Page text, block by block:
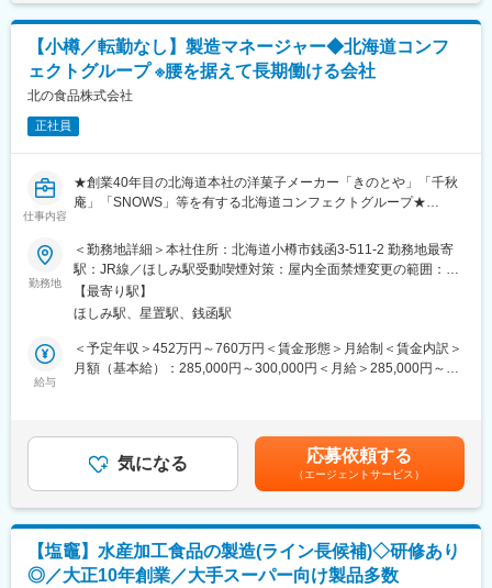
変更の範囲：本文参照
■当ポジションの魅力：
外食産業で国内および世界でもトップクラス企業のゼンショーホ
な強みです。
すき家のカットサラダやビッグボーイのハンバーグ、ココスのソ
また震災発生時には現地へ食品の支給を行うなと、食のインフラ
として働いていることを強く実感できるやりがいのある業務で
■当社について：
従業員は、日本をはじめ20か国以上の人たちで構成されており、
国際色豊かな仕事場となっています。
働いています。
ゼンショーグループの事業の根幹にあるのが、「マス・マーチャ
定的に提供することを可能にし、食の安全と品質を保証します。
GFFは、ゼンショーグループの製造会社として、MMDの各工程と
連携を取り、「食」にあらゆる角度で関わっていきます。 幅広く
「食」に関わることで世界の食品産業に貢献していきます。
変更の範囲：本文参照
【小樽／転勤なし】製造マネージャー◆北海道コンフ
ェクトグループ ※腰を据えて長期働ける会社
北の食品株式会社
正社員
仕事内容
★創業40年目の北海道本社の洋菓子メーカー「きのとや」「千秋
庵」「SNOWS」等を有する北海道コンフェクトグループ★
創業40年目の北海道本社の洋菓子メーカー「きのとや」等の属す
る北海道コンフェクトグループの中で、
「札幌農学校」などの定番商品や冬季限定ブランドとして、メデ
ィア露出も多い「SNOWS」などの
菓子製造を担っている当社にて、製造管理職を募集します。
■業務内容：
■配属先について：
商品ごとに製造ラインが分かれており、一つのラインで10～15名
■入社後の流れ：
まずは現場で製造の一連の流れ、製造の知識を学んでいただき
徐々にマネジメント業務を中心にお任せしていきます。
勤務地
＜勤務地詳細＞本社住所：北海道小樽市銭函3-511-2 勤務地最寄
駅：JR線／ほしみ駅受動喫煙対策：屋内全面禁煙変更の範囲：会
社の定める事業所
【最寄り駅】
ほしみ駅、星置駅、銭函駅
給与
＜予定年収＞452万円～760万円＜賃金形態＞月給制＜賃金内訳＞
月額（基本給）：285,000円～300,000円＜月給＞285,000円～
す。月給(月額)は固定手当を含めた表記です。
気になる 応募依頼する
（エージェントサービス）
【塩竈】水産加工食品の製造(ライン長候補)◇研修あり
◎／大正10年創業／大手スーパー向け製品多数